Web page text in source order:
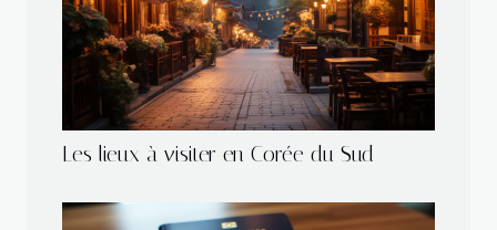
Les lieux à visiter en Corée du Sud